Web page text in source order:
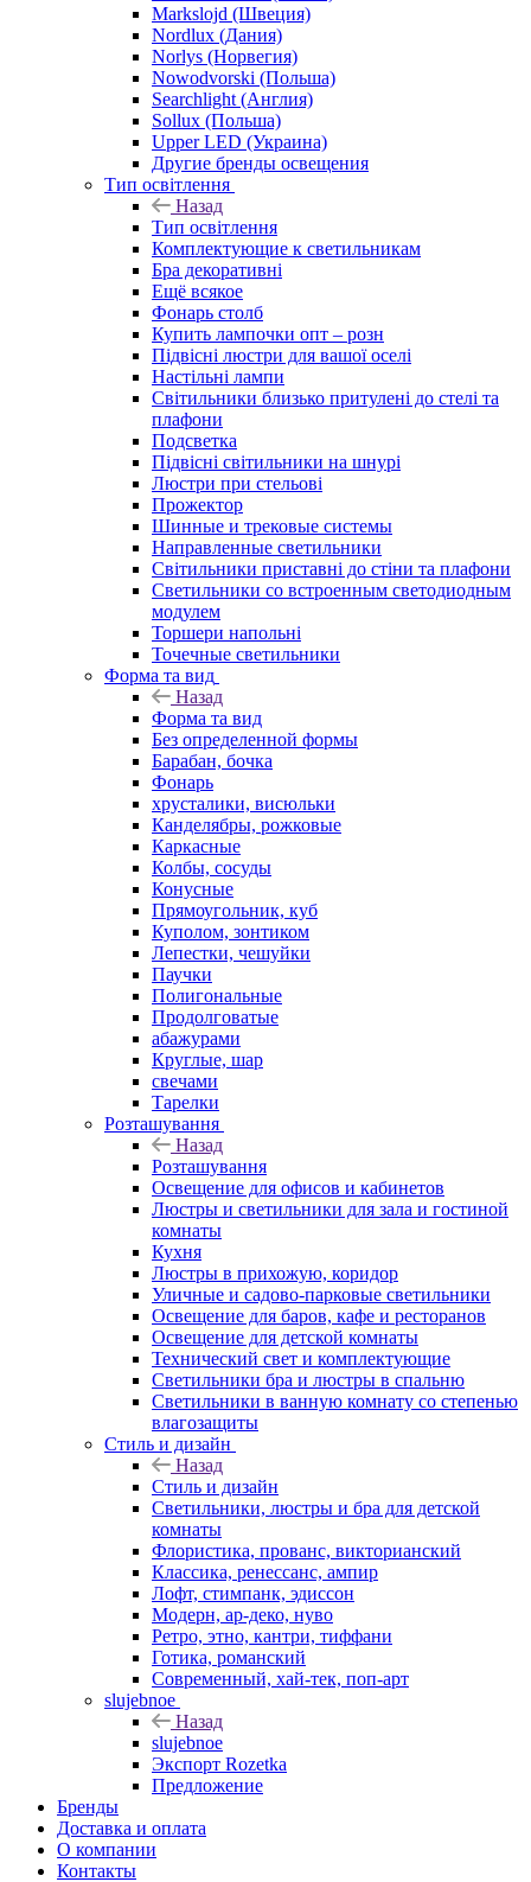
Markslojd (Швеция)
Nordlux (Дания)
Norlys (Норвегия)
Nowodvorski (Польша)
Searchlight (Англия)
Sollux (Польша)
Upper LED (Украина)
Другие бренды освещения
Тип освітлення
Назад
Тип освітлення
Комплектующие к светильникам
Бра декоративні
Ещё всякое
Фонарь столб
Купить лампочки опт – розн
Підвісні люстри для вашої оселі
Настільні лампи
Світильники близько притулені до стелі та
плафони
Подсветка
Підвісні світильники на шнурі
Люстри при стельові
Прожектор
Шинные и трековые системы
Направленные светильники
Світильники приставні до стіни та плафони
Светильники со встроенным светодиодным
модулем
Торшери напольні
Точечные светильники
Форма та вид
Назад
Форма та вид
Без определенной формы
Барабан, бочка
Фонарь
хрусталики, висюльки
Канделябры, рожковые
Каркасные
Колбы, сосуды
Конусные
Прямоугольник, куб
Куполом, зонтиком
Лепестки, чешуйки
Паучки
Полигональные
Продолговатые
абажурами
Круглые, шар
свечами
Тарелки
Розташування
Назад
Розташування
Освещение для офисов и кабинетов
Люстры и светильники для зала и гостиной
комнаты
Кухня
Люстры в прихожую, коридор
Уличные и садово-парковые светильники
Освещение для баров, кафе и ресторанов
Освещение для детской комнаты
Технический свет и комплектующие
Светильники бра и люстры в спальню
Светильники в ванную комнату со степенью
влагозащиты
Стиль и дизайн
Назад
Стиль и дизайн
Светильники, люстры и бра для детской
комнаты
Флористика, прованс, викторианский
Классика, ренессанс, ампир
Лофт, стимпанк, эдиссон
Модерн, ар-деко, нуво
Ретро, этно, кантри, тиффани
Готика, романский
Современный, хай-тек, поп-арт
slujebnoe
Назад
slujebnoe
Экспорт Rozetka
Предложение
Бренды
Доставка и оплата
О компании
Контакты